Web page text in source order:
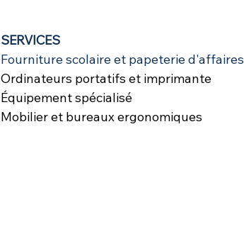
SERVICES
Fourniture scolaire et papeterie d'affaires
Ordinateurs portatifs et imprimante
Équipement spécialisé
Mobilier et bureaux ergonomiques